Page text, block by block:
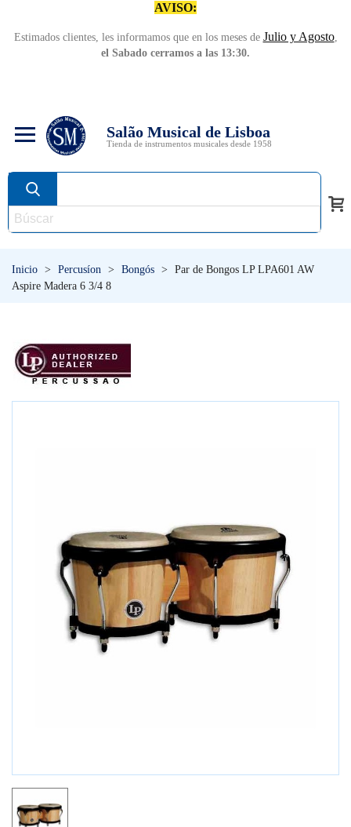
AVISO:
Estimados clientes, les informamos que en los meses de Julio y Agosto,
el Sabado cerramos a las 13:30.
Salão Musical de Lisboa
Tienda de instrumentos musicales desde 1958
Inicio > Percusíon > Bongós >
Par de Bongos LP LPA601 AW
Aspire Madera 6 3/4 8